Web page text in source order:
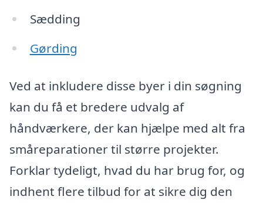
Sædding
Gørding
Ved at inkludere disse byer i din søgning
kan du få et bredere udvalg af
håndværkere, der kan hjælpe med alt fra
småreparationer til større projekter.
Forklar tydeligt, hvad du har brug for, og
indhent flere tilbud for at sikre dig den